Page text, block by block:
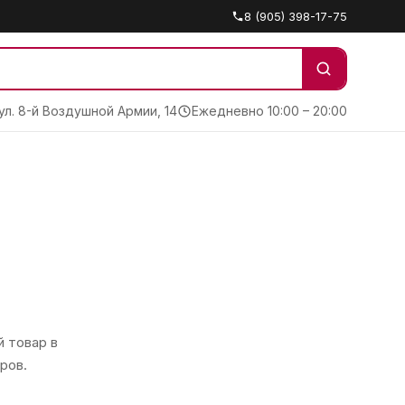
8 (905) 398-17-75
8-й Воздушной Армии, 14 Ежедневно 10:00 – 20:00
товар в